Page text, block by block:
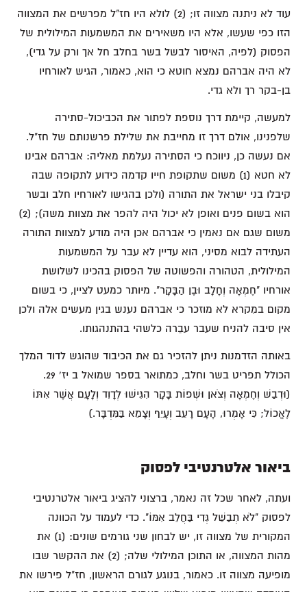
עוד לא ניתנה מצווה זו; (2) לולא היו חז"ל מפרשים את המצווה
הזו כפי שעשו, אלא היו משאירים את המשמעות המילולית של
הפסוק (לפיה, האיסור לבשל בשר בחלב חל אך ורק על גדי),
לא היה אברהם נמצא חוטא כי הוא, כאמור, הגיש לאורחיו
בן-בקר רך ולא גדי.
למעשה, קיימת דרך נוספת לפתור את הכביכול-סתירה
שלפנינו, אולם דרך זו מחייבת את שלילת פרשנותם של חז"ל.
אם נעשה כן, ניווכח כי הסתירה נעלמת מאליה: אברהם אבינו
לא חטא (1) משום שתקופת חייו קדמה כידוע לתקופה שבה
קיבלו בני ישראל את התורה (ולכן בהגישו לאורחיו חלב ובשר
הוא בשום פנים ואופן לא יכול היה להפר את מצוות משה); (2)
משום שגם אם נאמין כי אברהם אכן היה מודע למצוות התורה
העתידה לבוא מסיני, הוא עדיין לא עבר על המשמעות
המילולית, הטהורה והפשוטה של הפסוק בהכינו לשלושת
אורחיו "חֶמְאָה וְחָלָב וּבֶן הַבָּקָר". מיותר כמעט לציין, כי בשום
מקום במִקרא לא מוזכר כי אברהם נענש בגין מעשים אלה ולכן
אין סיבה להניח שעבר עבֵרה כלשהי בהתנהגותו.
באותה הזדמנות ניתן להזכיר גם את הכיבוד שהוגש לדוד המלך
הכולל תפריט בשר וחלב, כמתואר בספר שמואל ב יז' 29.
(וּדְבַשׁ וְחֶמְאָה וְצֹאן וּשְׁפוֹת בָּקָר הִגִּישׁוּ לְדָוִד וְלָעָם אֲשֶׁר אִתּוֹ
לֶאֱכוֹל; כִּי אָמְרוּ, הָעָם רָעֵב וְעָיֵף וְצָמֵא בַּמִּדְבָּר.)
ביאור אלטרנטיבי לפסוק
ועתה, לאחר שכל זה נאמר, ברצוני להציג ביאור אלטרנטיבי
לפסוק "לֹא תְבַשֵּׁל גְּדִי בַּחֲלֵב אִמּוֹ". כדי לעמוד על הכוונה
המקורית של מצווה זו, יש לבחון שני גורמים שונים: (1) את
מהות המצווה, או התוכן המילולי שלה; (2) את ההקשר שבו
מופיעה מצווה זו. כאמור, בנוגע לגורם הראשון, חז"ל פירשו את